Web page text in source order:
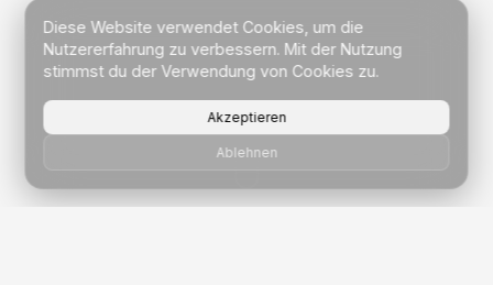
Diese Website verwendet Cookies, um die
Nutzererfahrung zu verbessern. Mit der Nutzung
stimmst du der Verwendung von Cookies zu.
Akzeptieren
Ablehnen